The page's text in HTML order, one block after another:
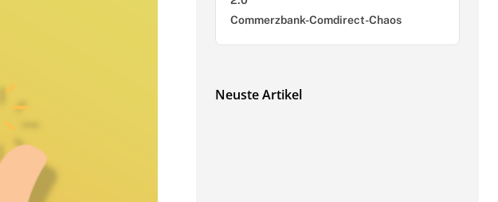
Commerzbank-Comdirect-Chaos
Neuste Artikel